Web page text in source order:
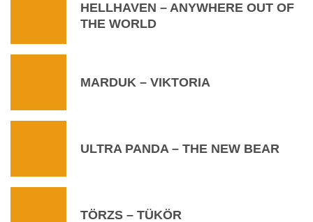
HELLHAVEN – ANYWHERE OUT OF
THE WORLD
MARDUK – VIKTORIA
ULTRA PANDA – THE NEW BEAR
TÖRZS – TÜKÖR